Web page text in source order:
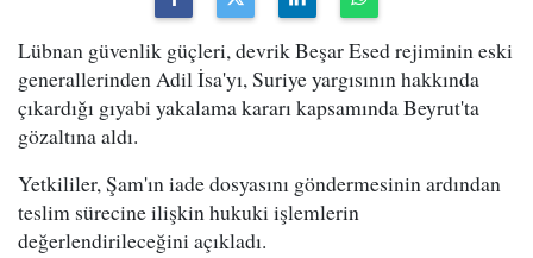
Lübnan güvenlik güçleri, devrik Beşar Esed rejiminin eski
generallerinden Adil İsa'yı, Suriye yargısının hakkında
çıkardığı gıyabi yakalama kararı kapsamında Beyrut'ta
gözaltına aldı.
Yetkililer, Şam'ın iade dosyasını göndermesinin ardından
teslim sürecine ilişkin hukuki işlemlerin
değerlendirileceğini açıkladı.